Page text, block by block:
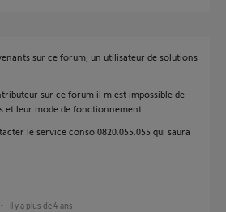
sur ce forum, un utilisateur de solutions
sur ce forum il m'est impossible de
et leur mode de fonctionnement.
le service conso 0820.055.055 qui saura
il y a plus de 4 ans